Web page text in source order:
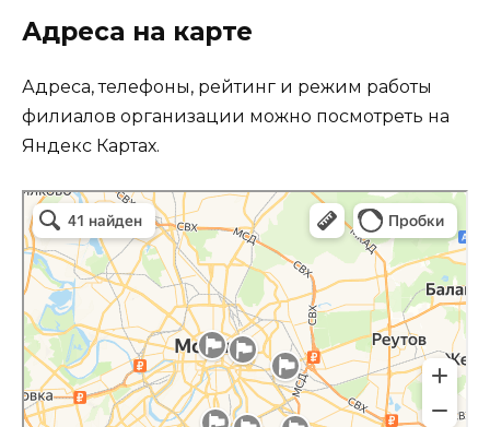
Адреса на карте
Адреса, телефоны, рейтинг и режим работы
филиалов организации можно посмотреть на
Яндекс Картах.